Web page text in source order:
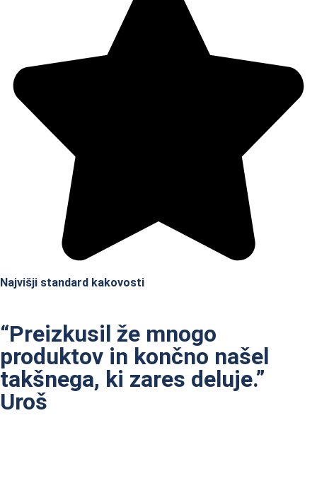
Najvišji standard kakovosti
“Preizkusil že mnogo
produktov in končno našel
takšnega, ki zares deluje.”
Uroš